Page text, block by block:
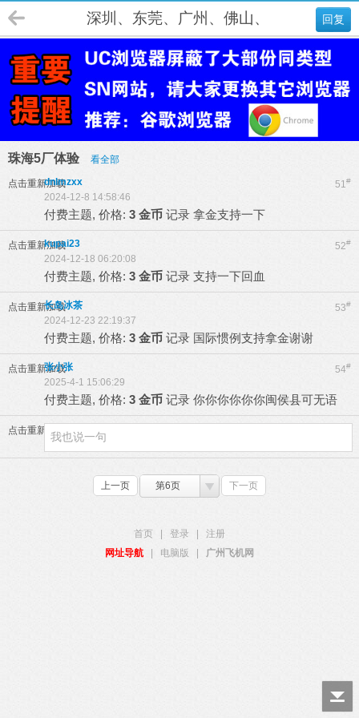
回复
深圳、东莞、广州、佛山、肇庆、江门
珠海5厂体验 看全部
点击重新加载 51#
dnlmzxx
2024-12-8 14:58:46
付费主题, 价格: 3 金币 记录 拿金支持一下
点击重新加载 52#
kupai23
2024-12-18 06:20:08
付费主题, 价格: 3 金币 记录 支持一下回血
点击重新加载 53#
长岛冰茶
2024-12-23 22:19:37
付费主题, 价格: 3 金币 记录 国际惯例支持拿金谢谢
点击重新加载 54#
张小张
2025-4-1 15:06:29
付费主题, 价格: 3 金币 记录 你你你你你你闽侯县可无语
点击重新加载
上一页 第6页 下一页
首页 登录
注册
网址导航
电脑版 广州飞机网